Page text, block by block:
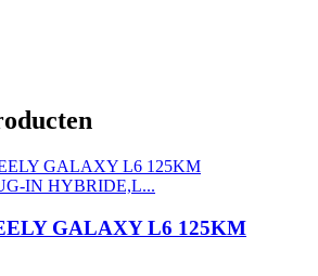
GALAXY L6 125KM